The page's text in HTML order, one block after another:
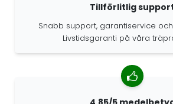
Tillförlitlig
Snabb support, garantiservice
Livstidsgaranti på våra